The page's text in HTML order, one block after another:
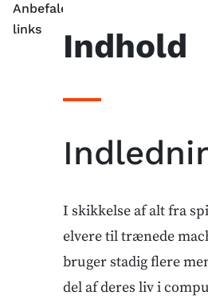
Anbefalede
links
Indhold
I skikkelse af alt fra
elvere til trænede
bruger stadig flere
del af deres liv i